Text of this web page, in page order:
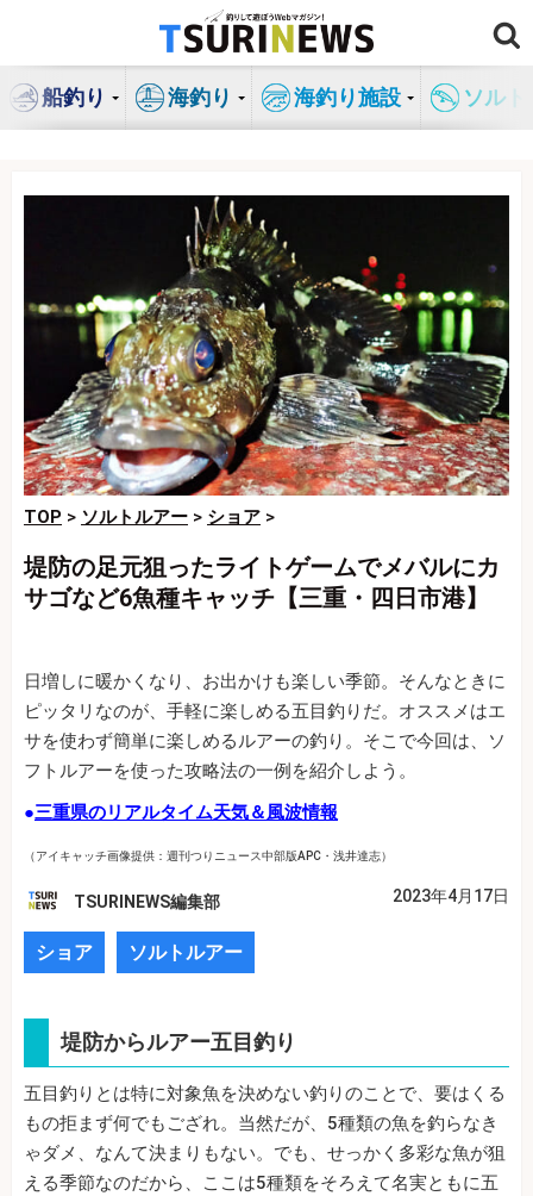
ン
船釣り 海釣り 海釣り施設 ソル
TOP > ソルトルアー > ショア >
堤防の足元狙ったライトゲームでメバルにカ
サゴなど6魚種キャッチ【三重・四日市港】
日増しに暖かくなり、お出かけも楽しい季節。そんなときに
ピッタリなのが、手軽に楽しめる五目釣りだ。オススメはエ
サを使わず簡単に楽しめるルアーの釣り。そこで今回は、ソ
フトルアーを使った攻略法の一例を紹介しよう。
●三重県のリアルタイム天気＆風波情報
（アイキャッチ画像提供：週刊つりニュース中部版APC・浅井達志）
TSURINEWS編集部 2023年4月17日
ショア ソルトルアー
堤防からルアー五目釣り
五目釣りとは特に対象魚を決めない釣りのことで、要はくる
もの拒まず何でもござれ。当然だが、5種類の魚を釣らなき
ゃダメ、なんて決まりもない。でも、せっかく多彩な魚が狙
える季節なのだから、ここは5種類をそろえて名実ともに五